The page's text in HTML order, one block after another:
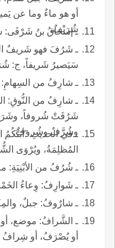
شُرَيْفٌ.
ـ إسحاقُ بنُ شَرْفَى:
ـ شَرُفَ فهو
سَيَصيرُ شَريفاً، ج: شُرَفاءُ وأشْرافٌ وشَرَفٌ.
ـ شارِفُ من السِهامِ: العَتيقُ القديمُ.
ـ شارِفُ من
شَرُفَتْ
وشُرَّفٌ وشُروفٌ.
المُظلِمَةُ، ويُرْوَى
ـ شُرُفُ من الأبْنِيَةِ: مالَها شرَفٌ، الواحدةُ: شَرْفاءُ.
ـ شَوارِفُ: وِعاءُ
ـ شارُوفُ: جبلٌ،
ـ الشَّرافُ: موضع، أو
أو يُصْرَفُ، أو شِرافُ مَمْنوعاً.